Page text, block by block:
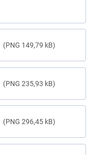
PNG 149,79 kB
PNG 235,93 kB
PNG 296,45 kB